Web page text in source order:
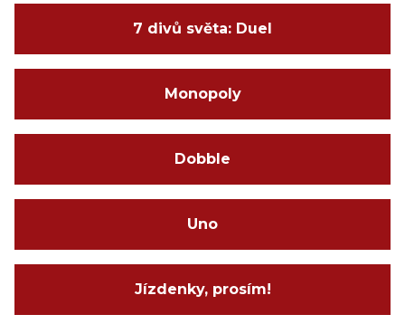
7 divů světa: Duel
Monopoly
Dobble
Uno
Jízdenky, prosím!